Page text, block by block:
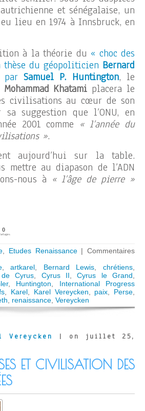
et sénégalaise, un
lieu en 1974 à Innsbruck, en
à la théorie du « choc des
du géopoliticien Bernard
par Samuel P. Huntington, le
Mohammad Khatami placera le
civilisations au cœur de son
sa suggestion que l’ONU, en
2001 comme « l’année du
».
aujourd’hui sur la table.
mettre au diapason de l’ADN
nous à « l’âge de pierre »
0
Etudes Renaissance|Commentaires
,artkarel Bernard Lewis ,chrétiens
Cyrus Cyrus II ,Cyrus le Grand
, Huntington
International Progress
Karel Karel Vereycken paix Perse
renaissance Vereycken
Vereycken
| on juillet 25,
ET CIVILISATION DES